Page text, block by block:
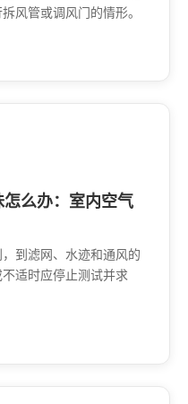
风管或调风门的情形。
么办：室内空气
到滤网、水迹和通风的
适时应停止测试并求